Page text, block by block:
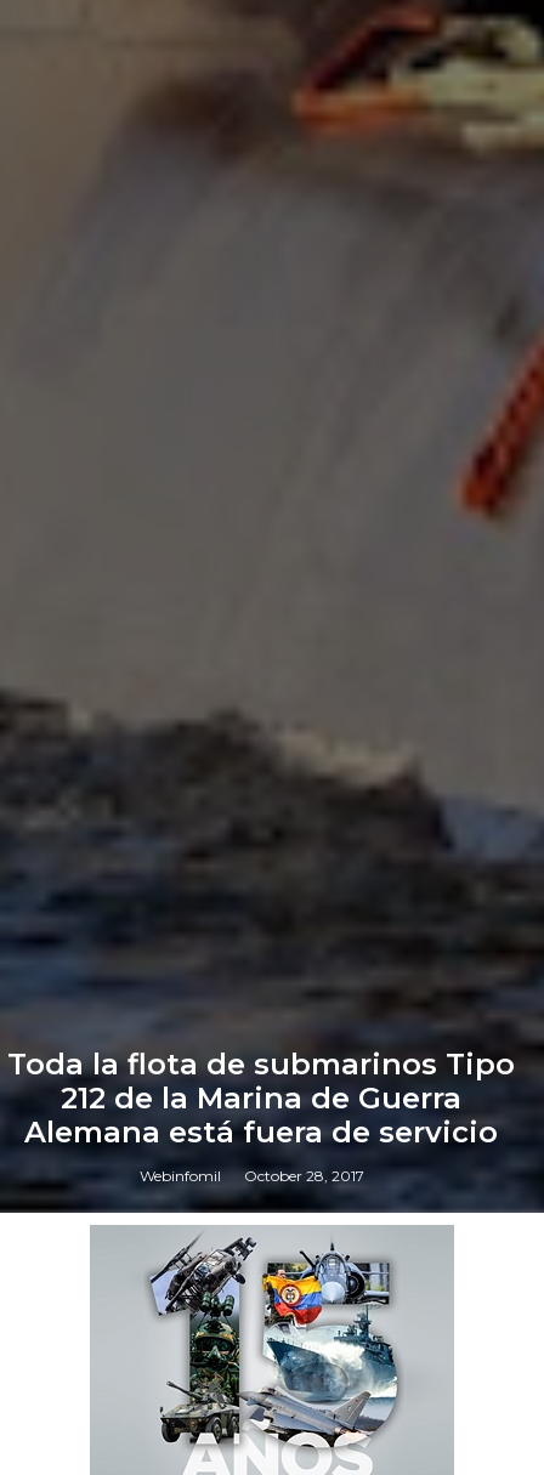
Toda la flota de submarinos Tipo
212 de la Marina de Guerra
Alemana está fuera de servicio
Webinfomil October 28, 2017